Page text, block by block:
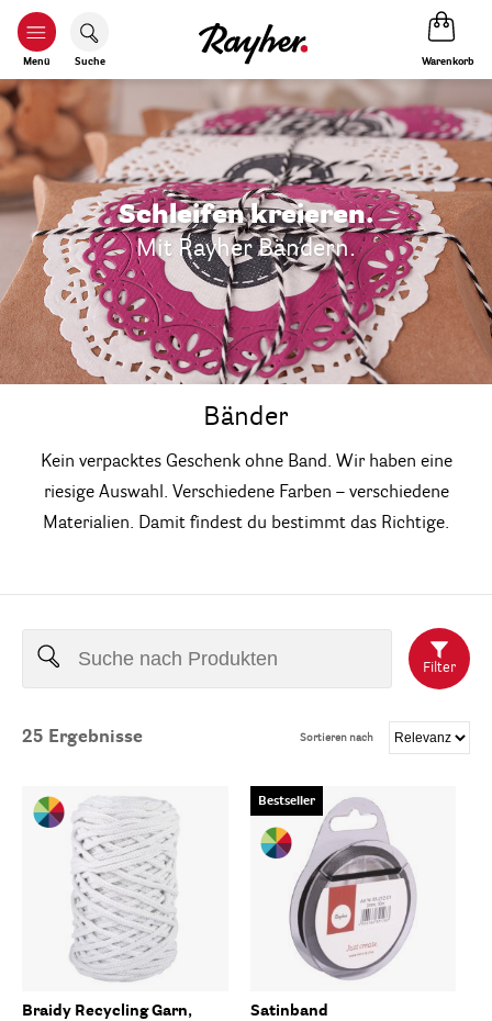
Menü Suche Warenkorb
Schleifen kreieren.
Mit Rayher Bändern.
Bänder
Kein verpacktes Geschenk ohne Band. Wir haben eine
riesige Auswahl. Verschiedene Farben – verschiedene
Materialien. Damit findest du bestimmt das Richtige.
Filter
25 Ergebnisse Sortieren nach
Braidy Recycling Garn,
Bestseller
Satinband